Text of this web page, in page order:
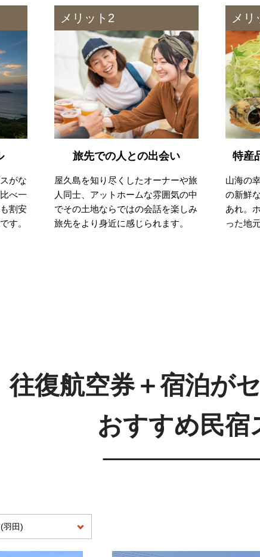
がな
べ一
割安
す。
メリット2
旅先での人との出会い
屋久島を知り尽くしたオーナーや旅
人同士、アットホームな雰囲気の中
でその土地ならではの会話を楽しみ
旅先をより身近に感じられます。
メリ
特産
山海の
の新鮮
あれ。
った地
往復航空券＋宿泊が
おすすめ民宿